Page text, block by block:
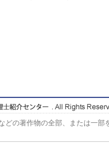
どの著作物の全部、または一